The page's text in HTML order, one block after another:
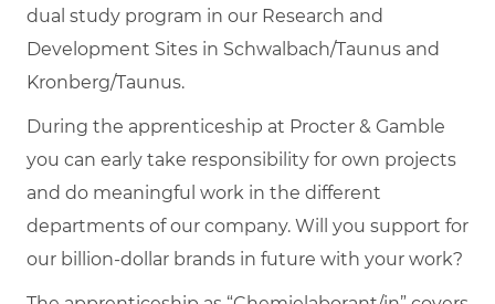
dual study program in our Research and
Development Sites in Schwalbach/Taunus and
Kronberg/Taunus.
During the apprenticeship at Procter & Gamble
you can early take responsibility for own projects
and do meaningful work in the different
departments of our company. Will you support for
our billion-dollar brands in future with your work?